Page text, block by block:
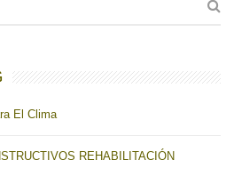
El Clima
REHABILITACIÓN